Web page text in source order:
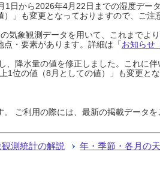
日から2026年4月22日までの湿度デー
」も変更となっておりますので、ご注
気象観測データを用いて、これまでよ
・要素があります。詳細は「お知らせ
降水量の値を修正しました。これに
1位の値（8月としての値）」も変更と
ご利用の際には、最新の掲載データ
測統計の解説 年・季節・各月の